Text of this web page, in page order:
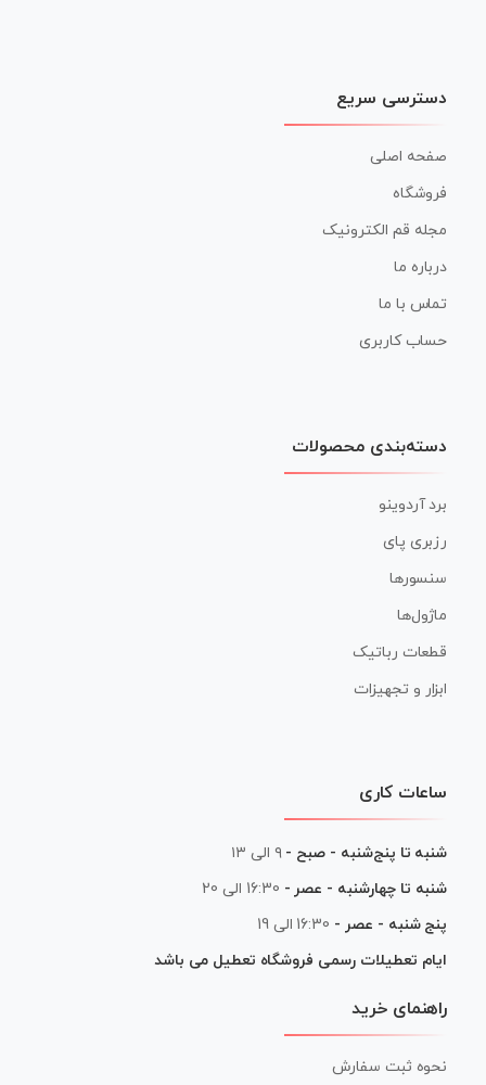
دسترسی سریع
صفحه اصلی
فروشگاه
مجله قم الکترونیک
درباره ما
تماس با ما
حساب کاربری
دسته‌بندی محصولات
برد آردوینو
رزبری پای
سنسورها
ماژول‌ها
قطعات رباتیک
ابزار و تجهیزات
ساعات کاری
شنبه تا پنج‌شنبه - صبح - ۹ الی ۱۳
شنبه تا چهارشنبه - عصر - 16:30 الی 20
پنج شنبه - عصر - 16:30 الی 19
ایام تعطیلات رسمی فروشگاه تعطیل می باشد
راهنمای خرید
نحوه ثبت سفارش